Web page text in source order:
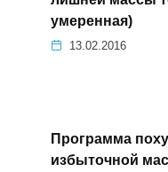
умеренная)
13.02.2016
Программа
избыточной